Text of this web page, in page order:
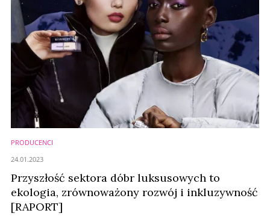
PRODUCENCI
Przyszłość sektora dóbr luksusowych to
ekologia, zrównoważony rozwój i inkluzywność
[RAPORT]
24.01.2023